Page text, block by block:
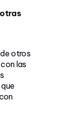
otros
las